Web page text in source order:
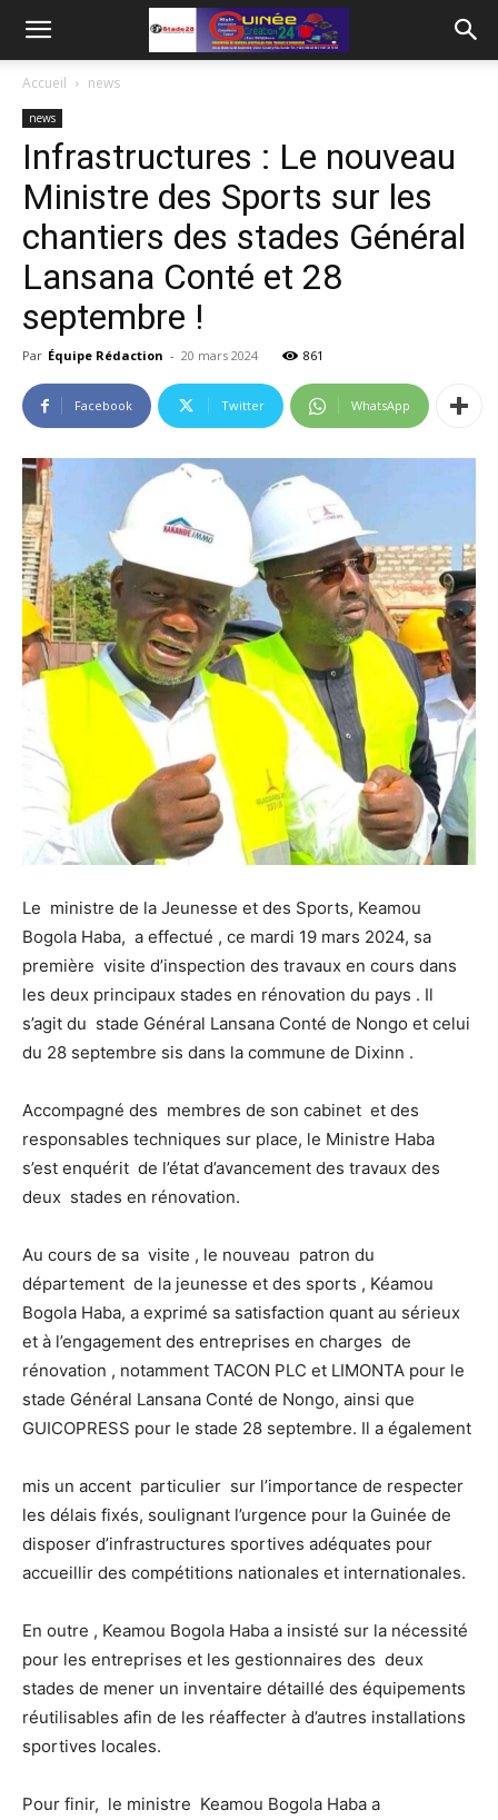
Accueil news
news
Infrastructures : Le nouveau
Ministre des Sports sur les
chantiers des stades Général
Lansana Conté et 28
septembre !
Par Équipe Rédaction - 20 mars 2024 861
Facebook Twitter WhatsApp
Le ministre de la Jeunesse et des Sports, Keamou
Bogola Haba, a effectué , ce mardi 19 mars 2024, sa
première visite d’inspection des travaux en cours dans
les deux principaux stades en rénovation du pays . Il
s’agit du stade Général Lansana Conté de Nongo et celui
du 28 septembre sis dans la commune de Dixinn .
Accompagné des membres de son cabinet et des
responsables techniques sur place, le Ministre Haba
s’est enquérit de l’état d’avancement des travaux des
deux stades en rénovation.
Au cours de sa visite , le nouveau patron du
département de la jeunesse et des sports , Kéamou
Bogola Haba, a exprimé sa satisfaction quant au sérieux
et à l’engagement des entreprises en charges de
rénovation , notamment TACON PLC et LIMONTA pour le
stade Général Lansana Conté de Nongo, ainsi que
GUICOPRESS pour le stade 28 septembre. Il a également
mis un accent particulier sur l’importance de respecter
les délais fixés, soulignant l’urgence pour la Guinée de
disposer d’infrastructures sportives adéquates pour
accueillir des compétitions nationales et internationales.
En outre , Keamou Bogola Haba a insisté sur la nécessité
pour les entreprises et les gestionnaires des deux
stades de mener un inventaire détaillé des équipements
réutilisables afin de les réaffecter à d’autres installations
sportives locales.
Pour finir, le ministre Keamou Bogola Haba a